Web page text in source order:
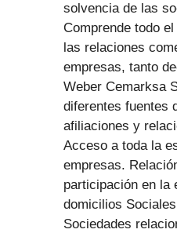
solvencia de las
Comprende todo
las relaciones
empresas, tanto
Weber Cemarksa
diferentes fuentes
afiliaciones y
Acceso a toda la
empresas.
participación en la
domicilios
Sociedades